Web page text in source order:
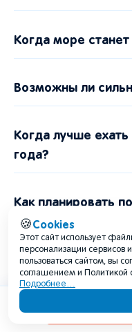
Когда море
Возможны ли
Когда лучше
года?
Как планировать
прогноз еще
Что взять с собой
дней?
🍪Cookies
Этот сайт использует
персонализации сервисов
пользоваться сайтом, вы
соглашением и Политикой
Подробнее…